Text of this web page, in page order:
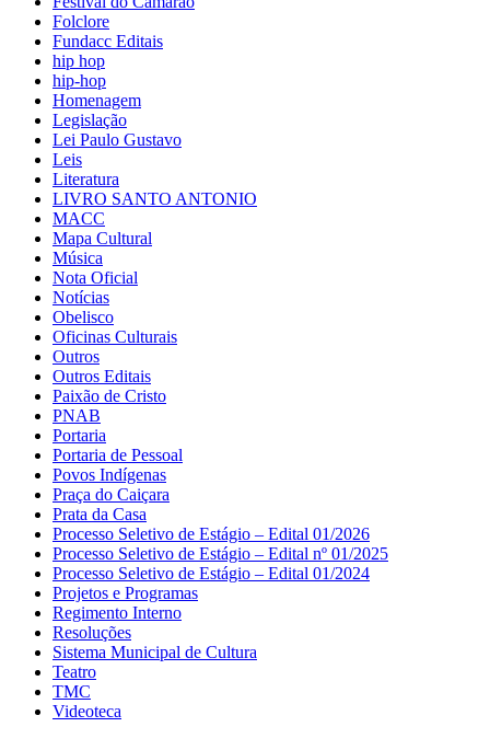
Folclore
Fundacc Editais
hip hop
hip-hop
Homenagem
Legislação
Lei Paulo Gustavo
Leis
Literatura
LIVRO SANTO ANTONIO
MACC
Mapa Cultural
Música
Nota Oficial
Notícias
Obelisco
Oficinas Culturais
Outros
Outros Editais
Paixão de Cristo
PNAB
Portaria
Portaria de Pessoal
Povos Indígenas
Praça do Caiçara
Prata da Casa
Processo Seletivo de Estágio – Edital 01/2026
Processo Seletivo de Estágio – Edital nº 01/2025
Processo Seletivo de Estágio – Edital 01/2024
Projetos e Programas
Regimento Interno
Resoluções
Sistema Municipal de Cultura
Teatro
TMC
Videoteca